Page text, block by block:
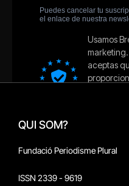
QUI SOM?
Fundació Periodisme Plural
ISSN 2339 - 9619